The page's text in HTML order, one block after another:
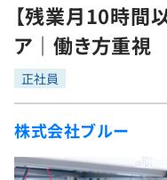
転職成功ガイド
転職エージェント
インタビュー
転職成功ガイド
求人検索
本選考
インターン
新卒エージェント
学習
問題集
スキルチェック
プログラミング言語
ゲーム・マンガ
【残業月10時間
ア｜働き方重視
正社員
株式会社ブルー